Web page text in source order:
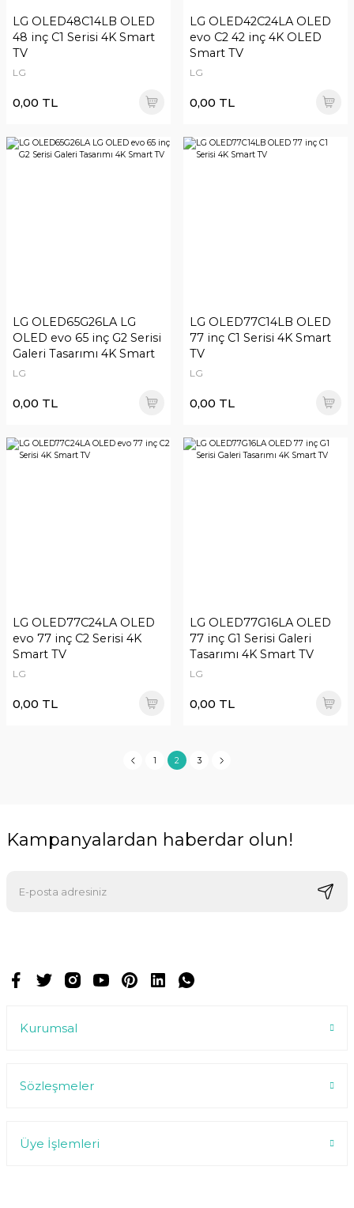
LG OLED48C14LB OLED
48 inç C1 Serisi 4K Smart
TV
LG
0,00 TL
LG OLED42C24LA OLED
evo C2 42 inç 4K OLED
Smart TV
LG
0,00 TL
LG OLED65G26LA LG
OLED evo 65 inç G2 Serisi
Galeri Tasarımı 4K Smart
TV
LG
0,00 TL
LG OLED77C14LB OLED
77 inç C1 Serisi 4K Smart
TV
LG
0,00 TL
LG OLED77C24LA OLED
evo 77 inç C2 Serisi 4K
Smart TV
LG
0,00 TL
LG OLED77G16LA OLED
77 inç G1 Serisi Galeri
Tasarımı 4K Smart TV
LG
0,00 TL
1 2 3
Kampanyalardan haberdar olun!
Kurumsal
Sözleşmeler
Üye İşlemleri